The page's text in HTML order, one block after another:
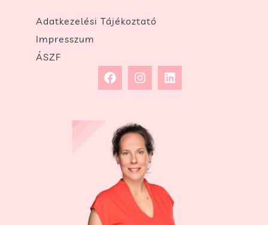
Adatkezelési Tájékoztató
Impresszum
ÁSZF